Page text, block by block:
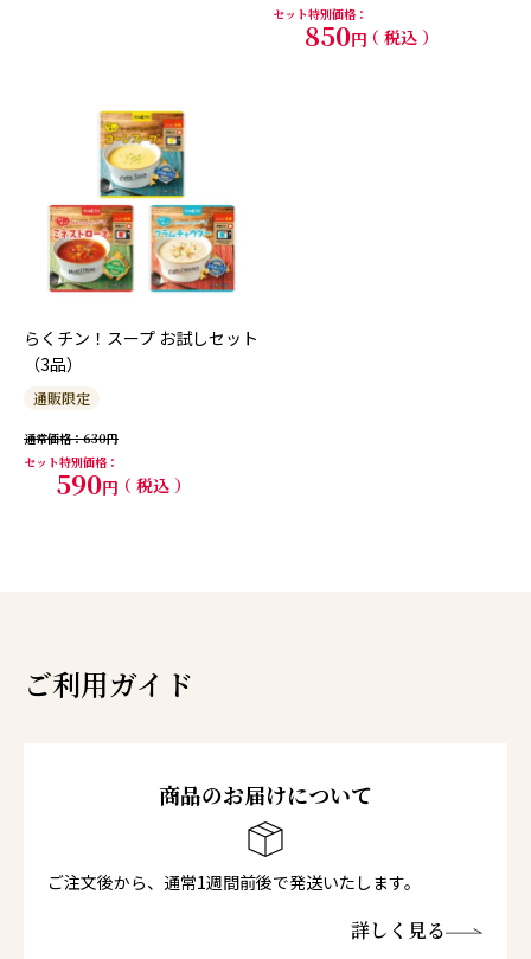
セット特別価格
850 税込
らくチン！スープ お試しセット
（3品）
通販限定
通常価格
630
セット特別価格
590 税込
ご利用ガイド
商品のお届けについて
ご注文後から、通常1週間前後で発送いたします。
詳しく見る